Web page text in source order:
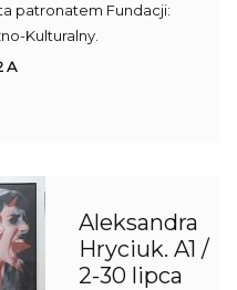
patronatem Fundacji:
Kulturalny.
A
Aleksandra
Hryciuk. A1 /
2-30 lipca